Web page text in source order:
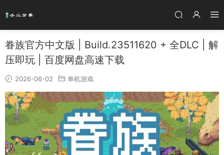
眷族官方中文版 | Build.23511620 + 全DLC | 解
压即玩 | 百度网盘高速下载
2026-06-02 单机游戏